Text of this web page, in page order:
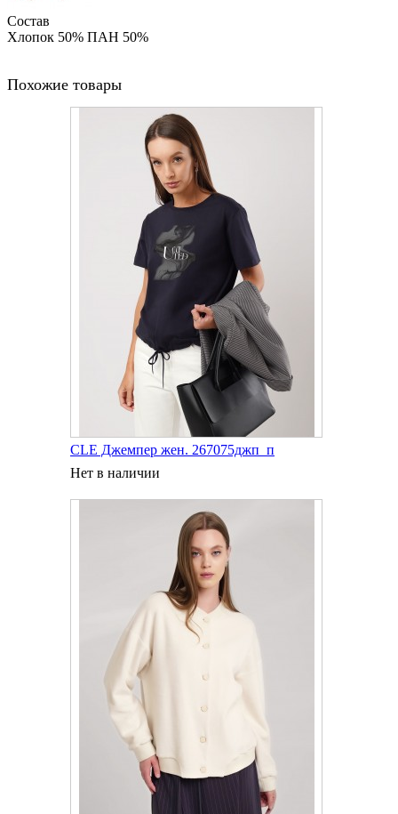
Состав
Хлопок 50% ПАН 50%
Похожие товары
CLE Джемпер жен. 267075джп_п
Нет в наличии